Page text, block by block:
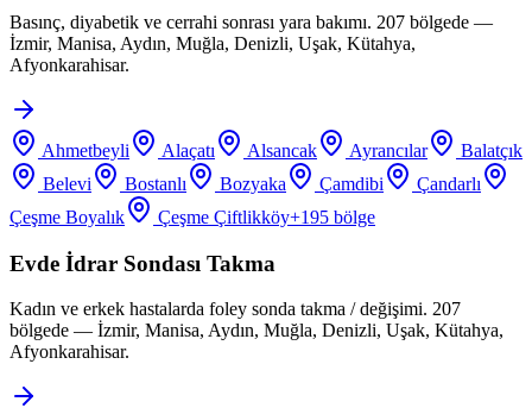
Basınç, diyabetik ve cerrahi sonrası yara bakımı. 207 bölgede —
İzmir, Manisa, Aydın, Muğla, Denizli, Uşak, Kütahya,
Afyonkarahisar.
Ahmetbeyli Alaçatı Alsancak Ayrancılar
Balatçık
Belevi
Bostanlı Bozyaka Çamdibi
Çandarlı
Çeşme Boyalık
Çeşme Çiftlikköy+195 bölge
Evde İdrar Sondası Takma
Kadın ve erkek hastalarda foley sonda takma / değişimi. 207
bölgede — İzmir, Manisa, Aydın, Muğla, Denizli, Uşak, Kütahya,
Afyonkarahisar.